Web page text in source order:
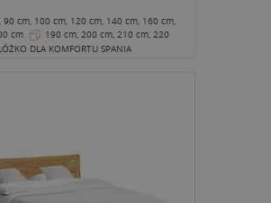
90 cm, 100 cm, 120 cm, 140 cm, 160 cm,
cm
190 cm, 200 cm, 210 cm, 220
cm DLA KOMFORTU SPANIA